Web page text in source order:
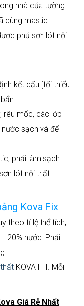
nhà của tường
dùng mastic
phủ sơn lót nội
kết cấu (tối thiểu
rêu mốc, các lớp
sạch và để
phải làm sạch
lót nội thất
Kova Fix
theo tỉ lệ thể tích,
20% nước. Phải
KOVA FIT. Mỗi
Giá Rẻ Nhất